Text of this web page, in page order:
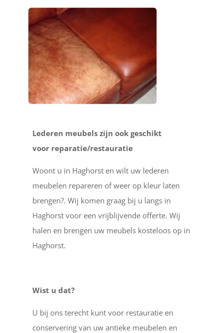
Lederen meubels zijn ook geschikt
voor reparatie/restauratie
Woont u in Haghorst en wilt uw lederen
meubelen repareren of weer op kleur laten
brengen?. Wij komen graag bij u langs in
Haghorst voor een vrijblijvende offerte. Wij
halen en brengen uw meubels kosteloos op in
Haghorst.
Wist u dat?
U bij ons terecht kunt voor restauratie en
conservering van uw antieke meubelen en